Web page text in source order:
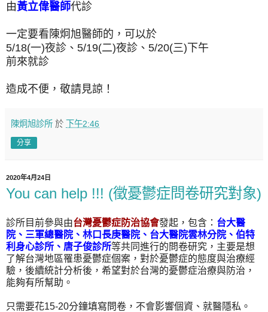
由黃立偉醫師代診
一定要看陳炯旭醫師的，可以於
5/18(一)夜診、5/19(二)夜診、5/20(三)下午
前來就診
造成不便，敬請見諒！
陳炯旭診所 於 下午2:46
分享
2020年4月24日
You can help !!! (徵憂鬱症問卷研究對象)
診所目前參與由台灣憂鬱症防治協會發起，包含： 台大醫
院、三軍總醫院、林口長庚醫院、台大醫院雲林分院、伯特
利身心診所、唐子俊診所等共同進行的問卷研究，主要是想
了解台灣地區罹患憂鬱症個案，對於憂鬱症的態度與治療經
驗，後續統計分析後，希望對於台灣的憂鬱症治療與防治，
能夠有所幫助。
只需要花15-20分鐘填寫問卷，不會影響個資、就醫隱私。